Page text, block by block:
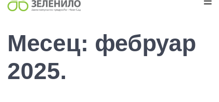
navigation
Месец: фебруар
2025.